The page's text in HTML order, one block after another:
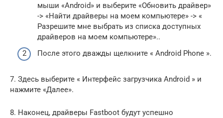
мыши «Android» и выберите «Обновить драйвер»
-> «Найти драйверы на моем компьютере» -> «
Разрешите мне выбрать из списка доступных
драйверов на моем компьютере»..
После этого дважды щелкните « Android Phone ».
7. Здесь выберите « Интерфейс загрузчика Android » и
нажмите «Далее».
8. Наконец, драйверы Fastboot будут успешно